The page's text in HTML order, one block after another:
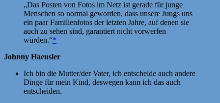
„Das Posten von Fotos im Netz ist gerade für junge
Menschen so normal geworden, dass unsere Jungs uns
ein paar Familienfotos der letzten Jahre, auf denen sie
auch zu sehen sind, garantiert nicht vorwerfen
würden.“*
Johnny Haeusler
Ich bin die Mutter/der Vater, ich entscheide auch andere
Dinge für mein Kind, deswegen kann ich das auch
entscheiden.